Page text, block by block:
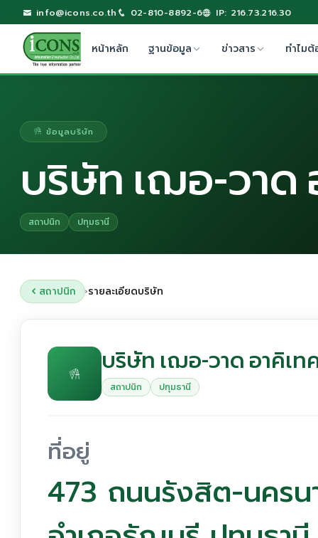
info@icons.co.th 02-810-8892-6 IP: 216.73.216.30
หน้าหลัก ฐานข้อมูล ข่าวสาร ทำไมต้
ข้อมูลบริษัท
บริษัท เฌอ-วาด
สถาปนิก ปทุมธานี
สถาปนิก ›รายละเอียดบริษัท
บริษัท เฌอ-วาด อาคิเท
สถาปนิก ปทุมธานี
ที่อยู่
473 ถนนรังสิต-นครน